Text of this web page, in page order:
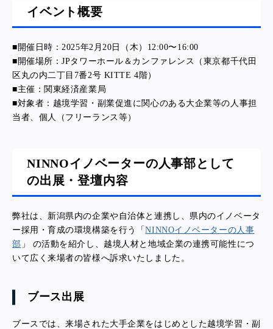
イベント概要
■開催日時：2025年2月20日（木）12:00〜16:00
■開催場所：JPタワーホール＆カンファレンス（東京都千代田
区丸の内二丁目7番2号 KITTE 4階）
■主催：関東経済産業局
■対象者：越境学習・副業促進に関心のある大企業等の人事担
当者、個人（フリーランス等）
NINNOイノベーターの人事部として
の出展・登壇内容
弊社は、 新潟県内の企業や自治体と連携し、県内のイノベータ
ー採用・育成の環境構築を行う
「NINNOイノベーターの人事
部 」 の活動を紹介し、越境人材と地域企業の連携可能性につ
いて広く来場者の皆様へ訴求いたしました。
ブース出展
ブースでは、来場された大手企業をはじめとした越境学習・副